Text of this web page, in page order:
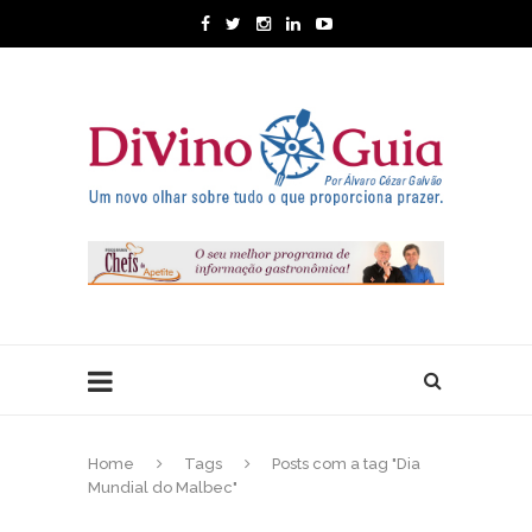
Home Tags
Posts com a tag "Dia
Mundial do Malbec"